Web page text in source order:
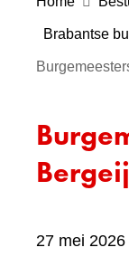
Brabantse
27 mei 2026